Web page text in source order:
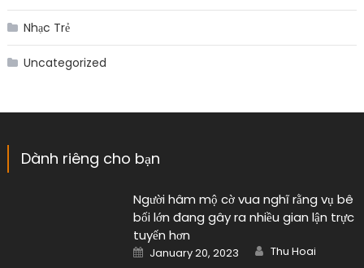
Nhạc Trẻ
Uncategorized
Dành riêng cho bạn
Người hâm mộ cờ vua nghĩ rằng vụ bê
bối lớn đang gây ra nhiều gian lận trực
tuyến hơn
Posted
on
January 20, 2023 Author
Thu Hoai